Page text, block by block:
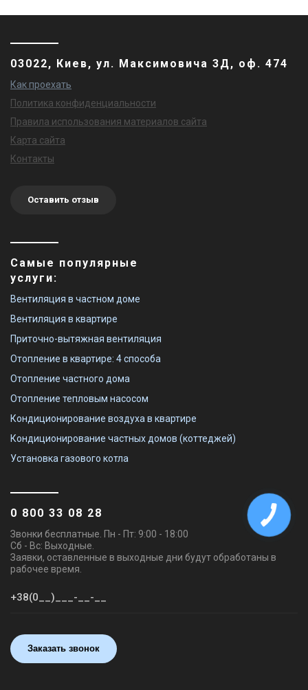
03022, Киев, ул. Максимовича 3Д, оф. 474
Как проехать
Политика конфиденциальности
Правила использования материалов сайта
Карта сайта
Контакты
Оставить отзыв
Самые популярные
услуги:
Вентиляция в частном доме
Вентиляция в квартире
Приточно-вытяжная вентиляция
Отопление в квартире: 4 способа
Отопление частного дома
Отопление тепловым насосом
Кондиционирование воздуха в квартире
Кондиционирование частных домов (коттеджей)
Установка газового котла
0 800 33 08 28
Звонки бесплатные. Пн - Пт: 9:00 - 18:00
Сб - Вс: Выходные.
Заявки, оставленные в выходные дни будут обработаны в
рабочее время.
Заказать звонок